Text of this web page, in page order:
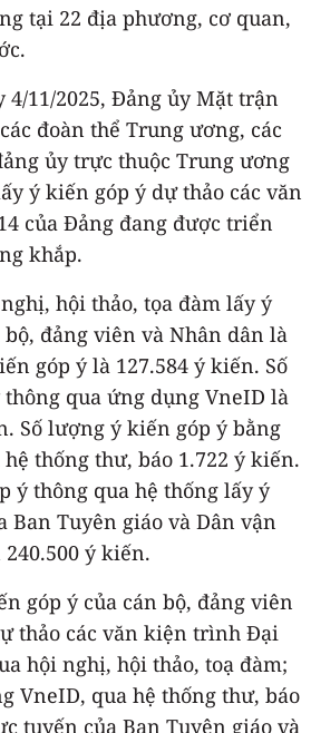
tại 22 địa phương, cơ quan,
4/11/2025, Đảng ủy Mặt trận
đoàn thể Trung ương, các
ủy trực thuộc Trung ương
ý kiến góp ý dự thảo các văn
của Đảng đang được triển
khắp.
hội thảo, tọa đàm lấy ý
đảng viên và Nhân dân là
góp ý là 127.584 ý kiến. Số
qua ứng dụng VneID là
Số lượng ý kiến góp ý bằng
thống thư, báo 1.722 ý kiến.
ý thông qua hệ thống lấy ý
Tuyên giáo và Dân vận
ý kiến.
góp ý của cán bộ, đảng viên
thảo các văn kiện trình Đại
hội nghị, hội thảo, toạ đàm;
VneID, qua hệ thống thư, báo
tuyến của Ban Tuyên giáo và